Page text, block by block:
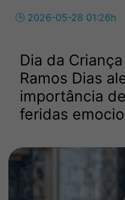
🕒 2026-05-28 01:26h
Dia da
Ramos Dias
importância
feridas